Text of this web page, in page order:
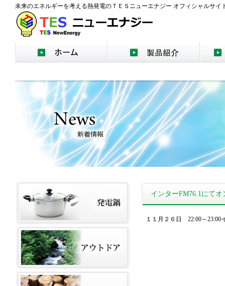
未来のエネルギーを考える熱発電のＴＥＳニューエナジー オフィシャルサイ
インターFM76.1にて
１１月２６日 22:00～